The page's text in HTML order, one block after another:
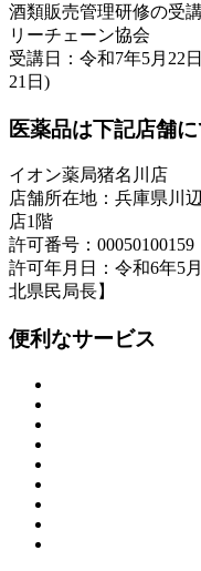
酒類販売管理研修の受
リーチェーン協会
受講日：令和7年5月22
21日)
医薬品は下記店舗
イオン薬局猪名川店
店舗所在地：兵庫県川
店1階
許可番号：00050100159
許可年月日：令和6年5
北県民局長】
便利なサービス